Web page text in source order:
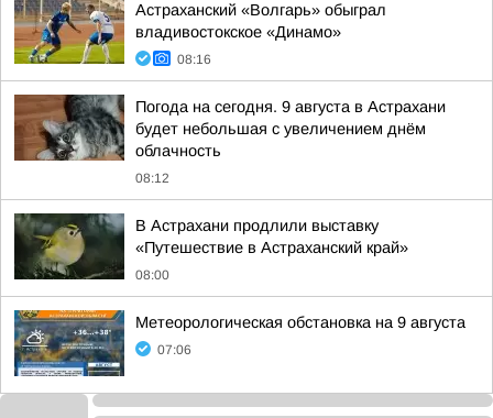
Астраханский «Волгарь» обыграл
владивостокское «Динамо»
08:16
Погода на сегодня. 9 августа в Астрахани
будет небольшая с увеличением днём
облачность
08:12
В Астрахани продлили выставку
«Путешествие в Астраханский край»
08:00
Метеорологическая обстановка на 9 августа
07:06